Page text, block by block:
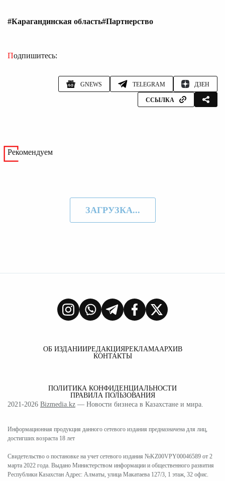
#Карагандинская область#Партнерство
Подпишитесь:
GNEWS TELEGRAM ДЗЕН
ССЫЛКА
Рекомендуем
ЗАГРУЗКА...
ОБ ИЗДАНИИРЕДАКЦИЯРЕКЛАМААРХИВ
КОНТАКТЫ
ПОЛИТИКА КОНФИДЕНЦИАЛЬНОСТИ
ПРАВИЛА ПОЛЬЗОВАНИЯ
2021-2026 Bizmedia.kz — Новости бизнеса в Казахстане и мира.
Информационная продукция данного сетевого издания предназначена для лиц,
достигших возраста 18 лет
Свидетельство о постановке на учет сетевого издания №KZ00VPY00046589 от 2
марта 2022 года. Выдано Министерством информации и общественного развития
Республики Казахстан Адрес: Алматы, улица Макатаева 127/3, 1 этаж, 32 офис.